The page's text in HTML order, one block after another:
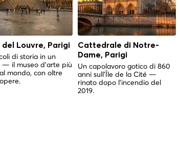
del Louvre, Parigi
di storia in un
— il museo d'arte più
mondo, con oltre
Cattedrale di Notre-
Dame, Parigi
Un capolavoro gotico di 860
anni sull'Île de la Cité —
rinato dopo l'incendio del
2019.